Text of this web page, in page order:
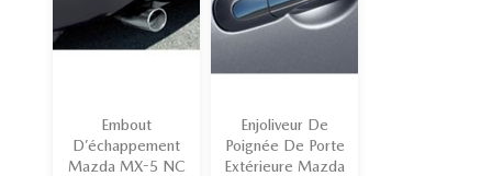
Embout
D’échappement
Mazda MX-5 NC
Enjoliveur De
Poignée De Porte
Extérieure Mazda